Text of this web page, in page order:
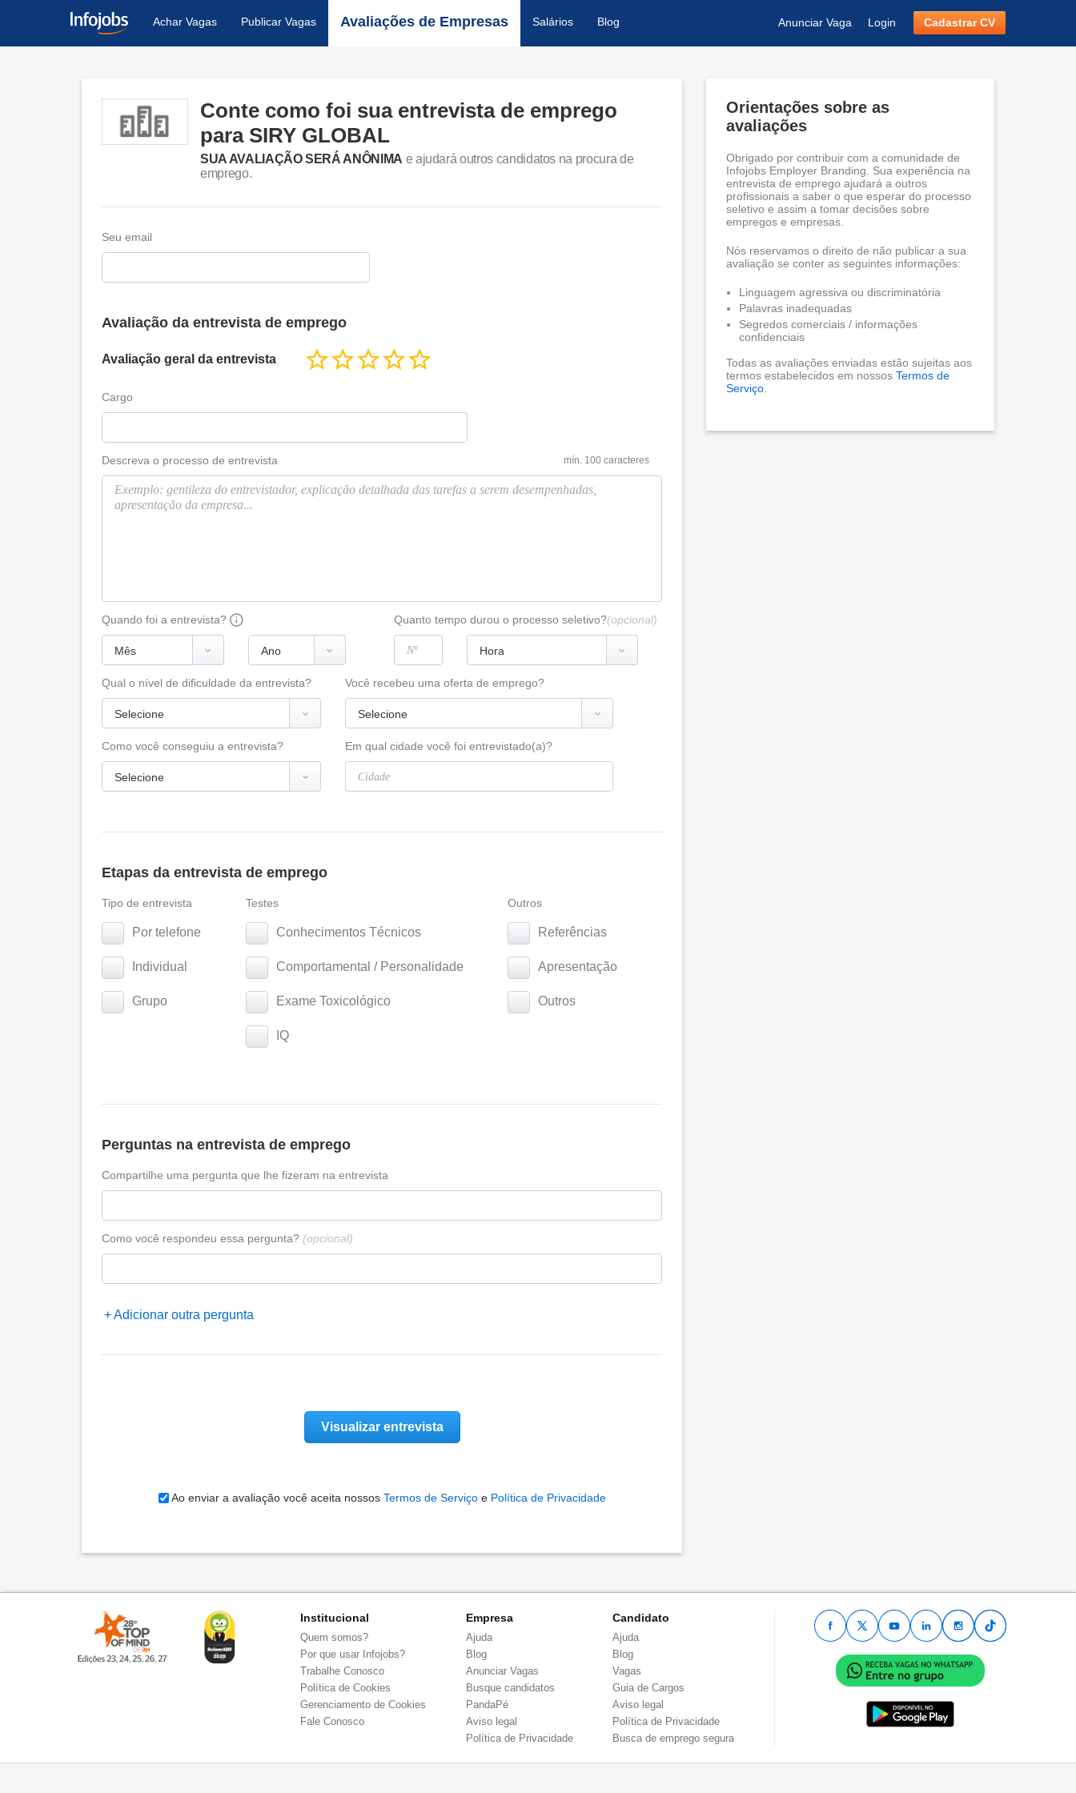
Achar Vagas Publicar Vagas Avaliações de Empresas Salários Blog Anunciar Vaga Login Cadastrar CV
Conte como foi sua entrevista de emprego
para SIRY GLOBAL
SUA AVALIAÇÃO SERÁ ANÔNIMA e ajudará outros candidatos na procura de
emprego.
Seu email
Avaliação da entrevista de emprego
Avaliação geral da entrevista
Cargo
Descreva o processo de entrevista mín. 100 caracteres
Quando foi a entrevista? Quanto tempo durou o processo seletivo?(opcional)
Qual o nível de dificuldade da entrevista? Você recebeu uma oferta de emprego?
Como você conseguiu a entrevista? Em qual cidade você foi entrevistado(a)?
Etapas da entrevista de emprego
Tipo de entrevista
Por telefone
Individual
Grupo
Testes
Conhecimentos Técnicos
Comportamental / Personalidade
Exame Toxicológico
IQ
Outros
Referências
Apresentação
Outros
Perguntas na entrevista de emprego
Compartilhe uma pergunta que lhe fizeram na entrevista
Como você respondeu essa pergunta? (opcional)
Adicionar outra pergunta
Visualizar entrevista
Ao enviar a avaliação você aceita nossos Termos de Serviçoe Política de Privacidade
Orientações sobre as
avaliações
Obrigado por contribuir com a comunidade de
Infojobs Employer Branding. Sua experiência na
entrevista de emprego ajudará a outros
profissionais a saber o que esperar do processo
seletivo e assim a tomar decisões sobre
empregos e empresas.
Nós reservamos o direito de não publicar a sua
avaliação se conter as seguintes informações:
Linguagem agressiva ou discriminatória
Palavras inadequadas
Segredos comerciais / informações
confidenciais
Todas as avaliações enviadas estão sujeitas aos
termos estabelecidos em nossos Termos de
Serviço
Institucional
Quem somos?
Por que usar Infojobs?
Trabalhe Conosco
Política de Cookies
Gerenciamento de Cookies
Fale Conosco
Empresa
Ajuda
Blog
Anunciar Vagas
Busque candidatos
PandaPé
Aviso legal
Política de Privacidade
Candidato
Ajuda
Blog
Vagas
Guia de Cargos
Aviso legal
Política de Privacidade
Busca de emprego segura